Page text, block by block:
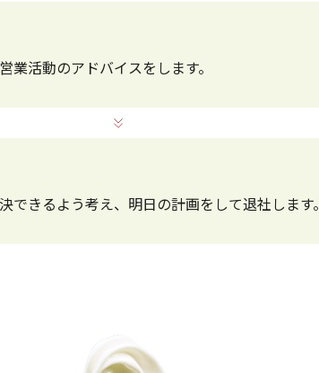
活動のアドバイスをします。
できるよう考え、明日の計画をして退社します